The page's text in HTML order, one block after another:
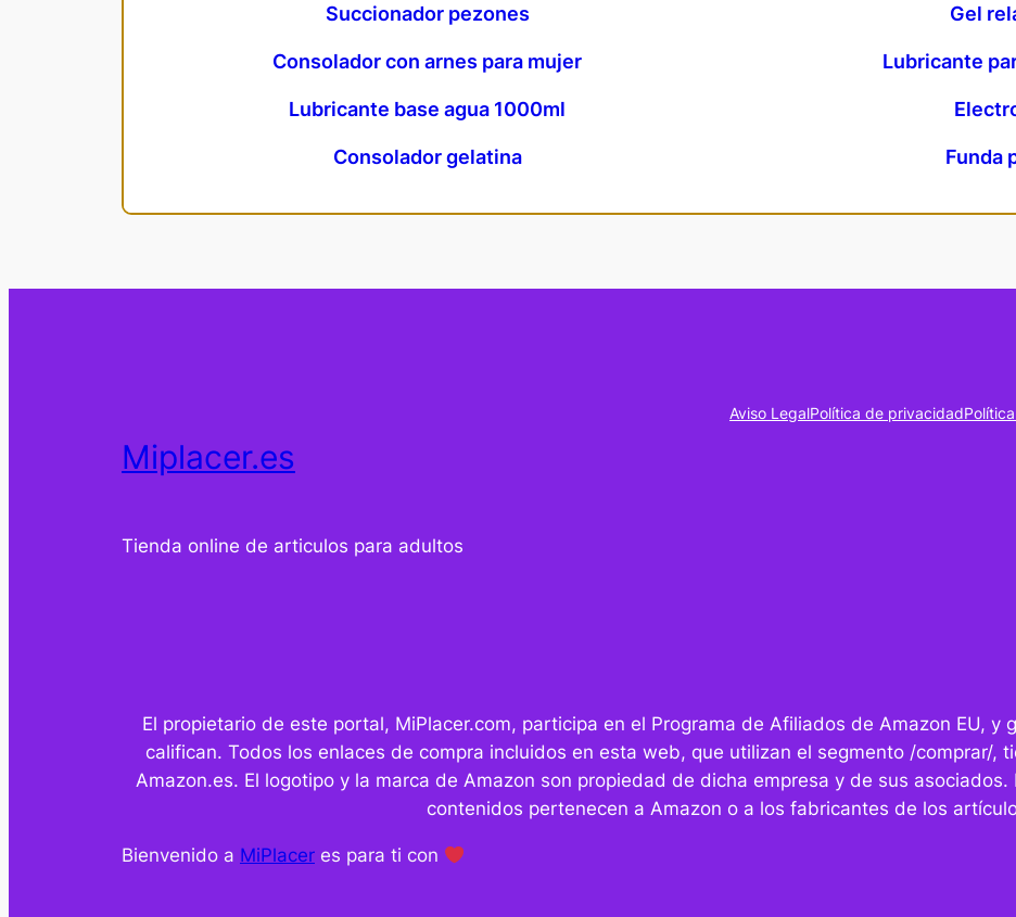
Succionador pezones Gel
Consolador con arnes para mujer Lubricante
Lubricante base agua 1000ml
Consolador gelatina Funda
Miplacer.es
Tienda online de articulos para adultos
Aviso LegalPolítica de privacidad
El propietario de este portal, MiPlacer.com, participa en el Programa de Afiliados de Amazon EU, y
califican. Todos los enlaces de compra incluidos en esta web, que utilizan el segmento /comprar/,
Amazon.es. El logotipo y la marca de Amazon son propiedad de dicha empresa y de sus
contenidos pertenecen a Amazon o a los fabricantes de los
Bienvenido a MiPlacer es para ti con